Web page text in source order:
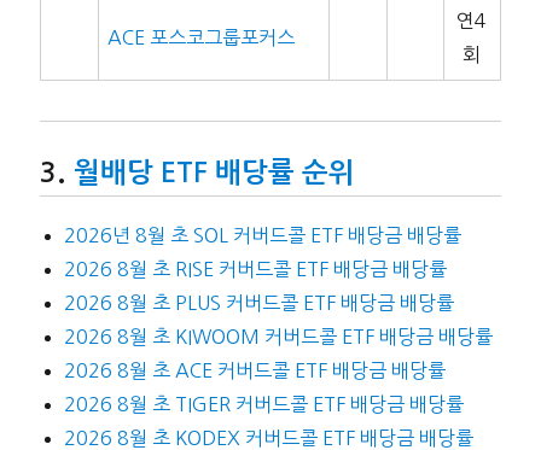
ACE 포스코그룹포커스
연4
회
월배당 ETF 배당률 순위
2026년 8월 초 SOL 커버드콜 ETF 배당금 배당률
2026 8월 초 RISE 커버드콜 ETF 배당금 배당률
2026 8월 초 PLUS 커버드콜 ETF 배당금 배당률
2026 8월 초 KIWOOM 커버드콜 ETF 배당금 배당률
2026 8월 초 ACE 커버드콜 ETF 배당금 배당률
2026 8월 초 TIGER 커버드콜 ETF 배당금 배당률
2026 8월 초 KODEX 커버드콜 ETF 배당금 배당률